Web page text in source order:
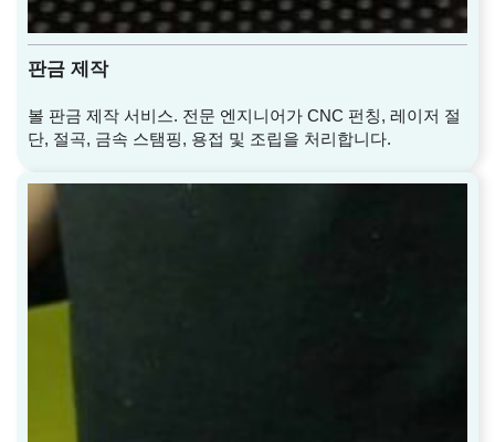
판금 제작
볼 판금 제작 서비스. 전문 엔지니어가 CNC 펀칭, 레이저 절
단, 절곡, 금속 스탬핑, 용접 및 조립을 처리합니다.